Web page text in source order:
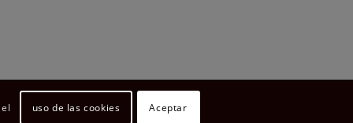
uso de las cookies Aceptar